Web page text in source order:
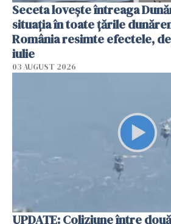
Seceta lovește întreaga
situația în toate țările
România resimte efectele,
iulie
03 AUGUST 2026
UPDATE: Coliziune între